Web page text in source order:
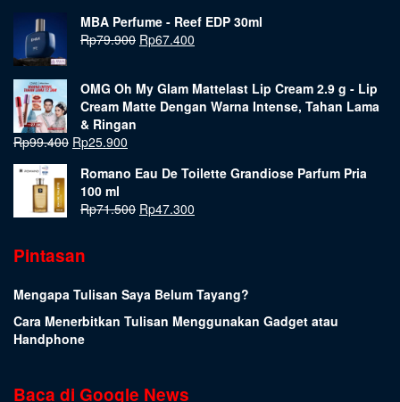
MBA Perfume - Reef EDP 30ml
Rp79.900 Rp67.400
OMG Oh My Glam Mattelast Lip Cream 2.9 g - Lip
Cream Matte Dengan Warna Intense, Tahan Lama
& Ringan
Rp99.400 Rp25.900
Romano Eau De Toilette Grandiose Parfum Pria
100 ml
Rp71.500 Rp47.300
Pintasan
Mengapa Tulisan Saya Belum Tayang?
Cara Menerbitkan Tulisan Menggunakan Gadget atau
Handphone
Baca di Google News